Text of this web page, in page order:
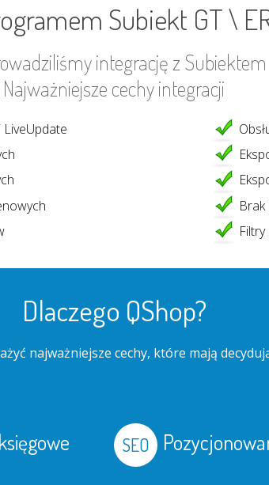
Subiekt GT \
integrację z Subiektem
Najważniejsze cechy integracji
LiveUpdate
Dlaczego QShop?
najważniejsze cechy, które mają